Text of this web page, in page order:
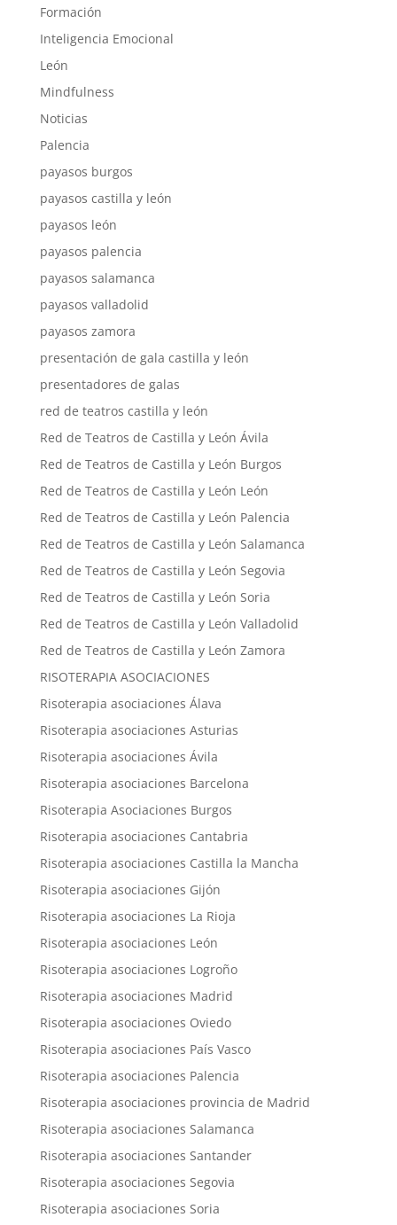
Formación
Inteligencia Emocional
León
Mindfulness
Noticias
Palencia
payasos burgos
payasos castilla y león
payasos león
payasos palencia
payasos salamanca
payasos valladolid
payasos zamora
presentación de gala castilla y león
presentadores de galas
red de teatros castilla y león
Red de Teatros de Castilla y León Ávila
Red de Teatros de Castilla y León Burgos
Red de Teatros de Castilla y León León
Red de Teatros de Castilla y León Palencia
Red de Teatros de Castilla y León Salamanca
Red de Teatros de Castilla y León Segovia
Red de Teatros de Castilla y León Soria
Red de Teatros de Castilla y León Valladolid
Red de Teatros de Castilla y León Zamora
RISOTERAPIA ASOCIACIONES
Risoterapia asociaciones Álava
Risoterapia asociaciones Asturias
Risoterapia asociaciones Ávila
Risoterapia asociaciones Barcelona
Risoterapia Asociaciones Burgos
Risoterapia asociaciones Cantabria
Risoterapia asociaciones Castilla la Mancha
Risoterapia asociaciones Gijón
Risoterapia asociaciones La Rioja
Risoterapia asociaciones León
Risoterapia asociaciones Logroño
Risoterapia asociaciones Madrid
Risoterapia asociaciones Oviedo
Risoterapia asociaciones País Vasco
Risoterapia asociaciones Palencia
Risoterapia asociaciones provincia de Madrid
Risoterapia asociaciones Salamanca
Risoterapia asociaciones Santander
Risoterapia asociaciones Segovia
Risoterapia asociaciones Soria